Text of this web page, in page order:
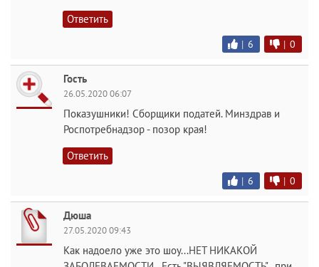
Ответить
| 6 | 0
Гость
26.05.2020 06:07
Показушники! Сборщики податей. Минздрав и
Роспотребнадзор - позор края!
Ответить
| 6 | 0
Дюша
27.05.2020 09:43
Как надоело уже это шоу...НЕТ НИКАКОЙ